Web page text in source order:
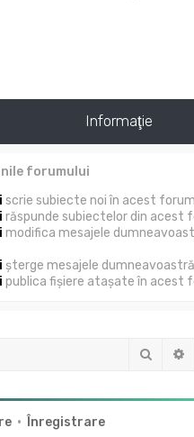
Informaţie
forumului
scrie subiecte noi în acest forum
răspunde subiectelor din acest
modifica mesajele
şterge mesajele
publica fişiere ataşate în acest
Căutare
• Înregistrare